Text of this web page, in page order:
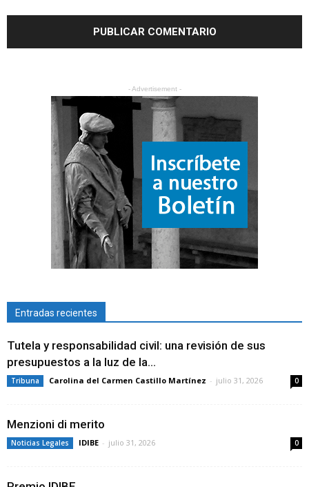
- Advertisement -
Entradas recientes
Tutela y responsabilidad civil: una revisión de sus
presupuestos a la luz de la...
Tribuna Carolina del Carmen Castillo Martínez - julio 31, 2026 0
Menzioni di merito
Noticias Legales IDIBE - julio 31, 2026 0